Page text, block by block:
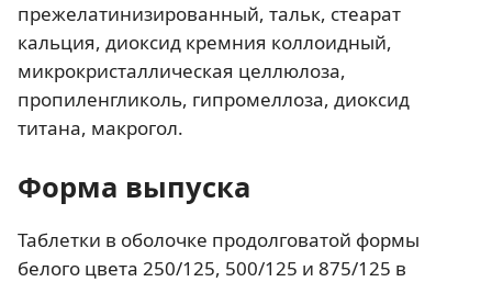
прежелатинизированный, тальк, стеарат
кальция, диоксид кремния коллоидный,
микрокристаллическая целлюлоза,
пропиленгликоль, гипромеллоза, диоксид
титана, макрогол.
Форма выпуска
Таблетки в оболочке продолговатой формы
белого цвета 250/125, 500/125 и 875/125 в